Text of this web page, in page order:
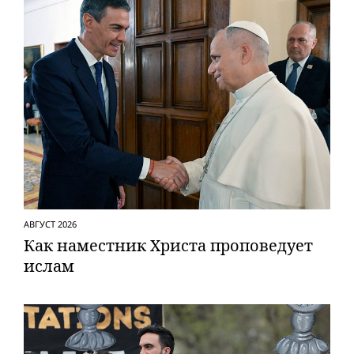
АВГУСТ 2026
Как наместник Христа проповедует
ислам